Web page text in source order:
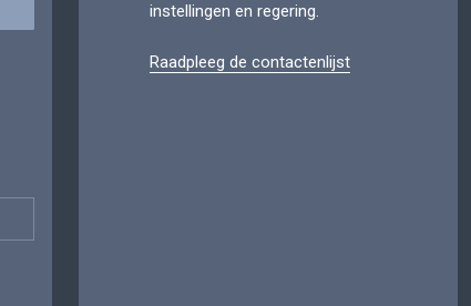
instellingen en regering.
Raadpleeg de contactenlijst